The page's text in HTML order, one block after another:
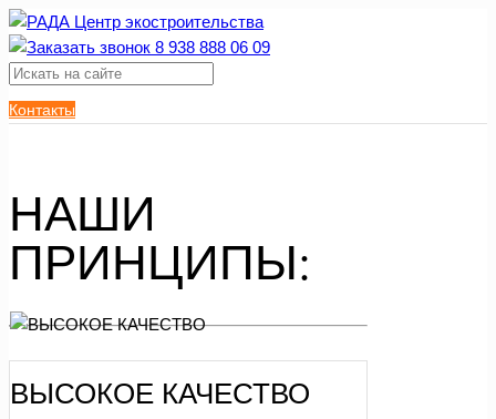
Контакты
НАШИ
ПРИНЦИПЫ:
ВЫСОКОЕ КАЧЕСТВО